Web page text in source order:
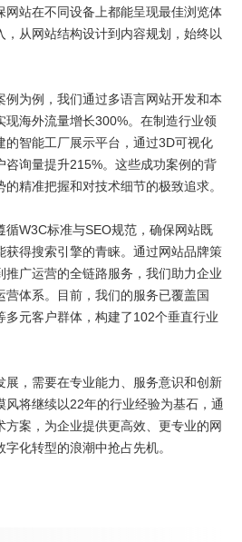
网站在不同设备上都能呈现最佳浏览体
，从网站结构设计到内容规划，始终以
例为例，我们通过多语言网站开发和本
现海外流量增长300%。在制造行业领
的智能工厂展示平台，通过3D可视化
咨询量提升215%。这些成功案例的背
精准把握和对技术细节的极致追求。
循W3C标准与SEO规范，确保网站既
获得搜索引擎的青睐。通过网站品牌策
推广运营的全链路服务，我们助力企业
体系。目前，我们的服务已覆盖国
多元客户群体，构建了102个垂直行业
展，需要在专业能力、服务意识和创新
将继续以22年的行业经验为基石，通
案，为企业提供更高效、更专业的网
化转型的浪潮中抢占先机。